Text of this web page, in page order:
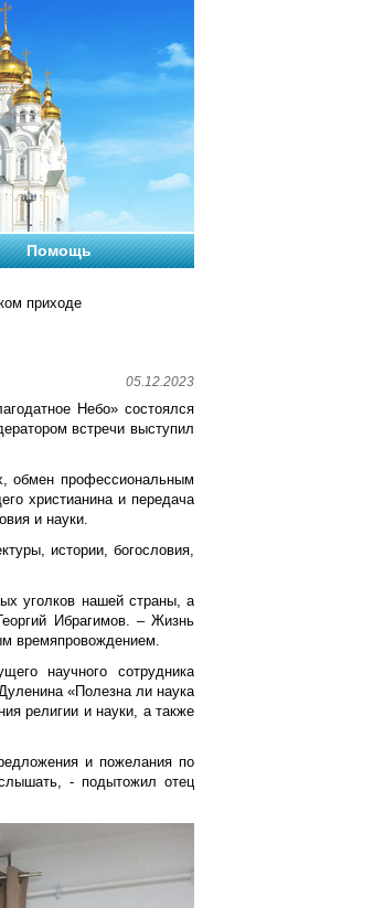
Помощь
приходе
05.12.2023
Небо» состоялся
встречи выступил
обмен профессиональным
христианина и передача
и науки.
истории, богословия,
уголков нашей страны, а
Ибрагимов. – Жизнь
времяпровождением.
научного сотрудника
«Полезна ли наука
религии и науки, а также
и пожелания по
- подытожил отец